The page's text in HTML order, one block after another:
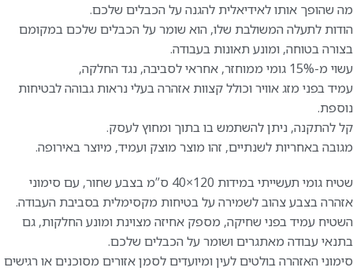
מה שהופך אותו לאידיאלית להגנה על הכבלים שלכם.
הודות לתעלה המשולבת שלו, הוא שומר על הכבלים שלכם במקומם
בצורה בטוחה, ומונע תאונות בעבודה.
עשוי מ-15% גומי ממוחזר, אחראי לסביבה, נגד החלקה,
עמיד בפני מזג אוויר וכולל קצוות אזהרה בעלי נראות גבוהה לבטיחות
נוספת.
קל להתקנה, ניתן להשתמש בו בתוך ומחוץ לעסק.
מגובה באחריות לשנתיים, זהו מוצר מוצק ועמיד, מיוצר באירופה.
שטיח גומי תעשייתי במידות 120×40 ס”מ בצבע שחור, עם סימוני
אזהרה בצבע צהוב לשמירה על בטיחות מקסימלית בסביבת העבודה.
השטיח עמיד בפני שחיקה, מספק אחיזה מצוינת ומונע החלקות, גם
בתנאי עבודה מאתגרים ושומר על הכבלים שלכם.
סימוני האזהרה בולטים לעין ומיועדים לסמן אזורים מסוכנים או רגישים